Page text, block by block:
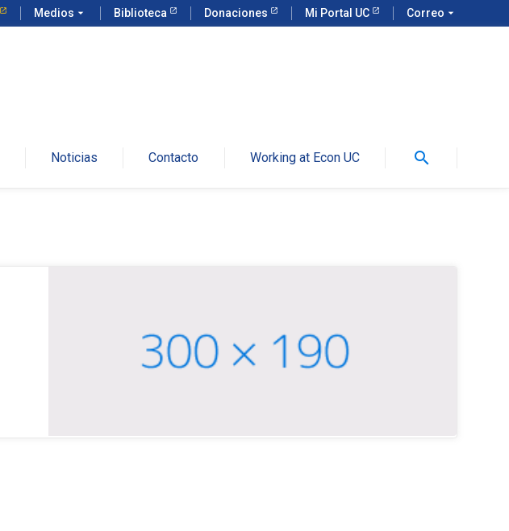
Medios arrow_drop_down Biblioteca Donaciones Mi Portal UC Correo arrow_drop_down
Noticias Contacto Working at Econ UC search